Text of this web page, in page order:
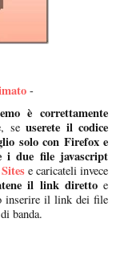
-
è correttamente
seuserete il codice
solo con Firefox e
i due file javascript
e caricateli invece
il link direttoe
inserire il link dei file
banda.